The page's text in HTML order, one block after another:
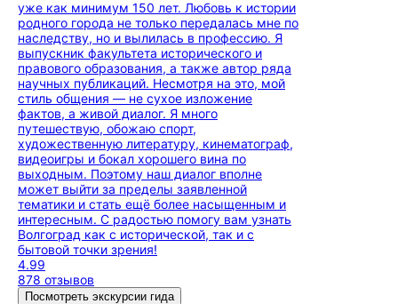
уже как минимум 150 лет. Любовь к истории
родного города не только передалась мне по
наследству, но и вылилась в профессию. Я
выпускник факультета исторического и
правового образования, а также автор ряда
научных публикаций. Несмотря на это, мой
стиль общения — не сухое изложение
фактов, а живой диалог. Я много
путешествую, обожаю спорт,
художественную литературу, кинематограф,
видеоигры и бокал хорошего вина по
выходным. Поэтому наш диалог вполне
может выйти за пределы заявленной
тематики и стать ещё более насыщенным и
интересным. С радостью помогу вам узнать
Волгоград как с исторической, так и с
бытовой точки зрения!
4.99
878 отзывов
Посмотреть экскурсии гида